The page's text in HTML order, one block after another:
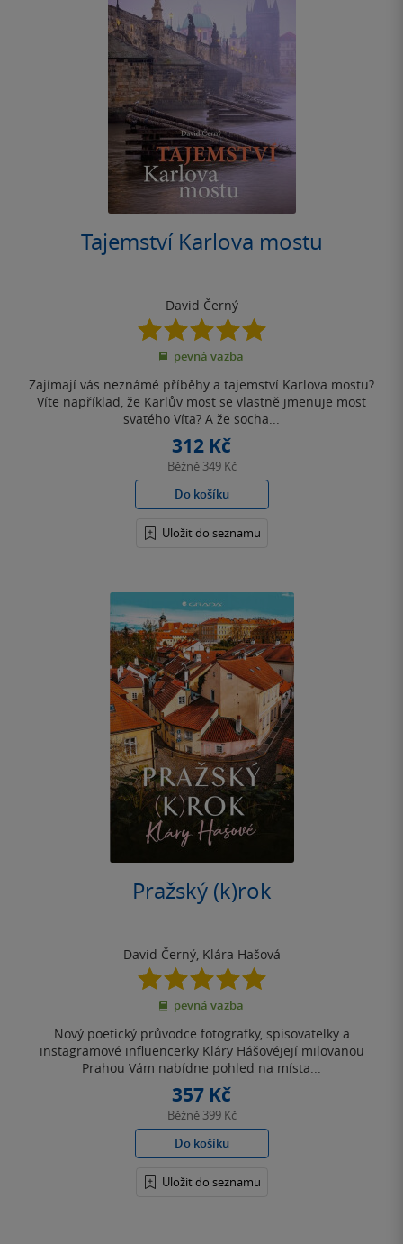
Tajemství Karlova mostu
David Černý
5.0
z
5
pevná vazba
Zajímají vás neznámé příběhy a tajemství Karlova mostu?
Víte například, že Karlův most se vlastně jmenuje most
svatého Víta? A že socha...
312 Kč
Běžně 349 Kč
Do košíku
Uložit do seznamu
Pražský (k)rok
David Černý, Klára Hašová
5.0
z
5
pevná vazba
Nový poetický průvodce fotografky, spisovatelky a
instagramové influencerky Kláry Hášovéjejí milovanou
Prahou Vám nabídne pohled na místa...
357 Kč
Běžně 399 Kč
Do košíku
Uložit do seznamu